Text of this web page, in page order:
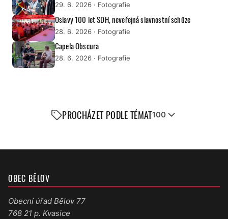
29. 6. 2026 · Fotografie
Oslavy 100 let SDH, neveřejná slavnostní schůze
28. 6. 2026 · Fotografie
Capela Obscura
28. 6. 2026 · Fotografie
PROCHÁZET PODLE TÉMAT100
OBEC BĚLOV
Obecní úřad Bělov 77
768 21 p. Kvasice